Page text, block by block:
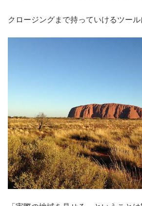
クロージングまで持っていけるツール